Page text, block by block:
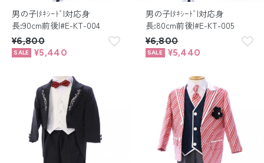
男の子|ﾀｷｼｰﾄﾞ|対応身
長:90cm前後|#E-KT-004
¥6,800
¥5,440
男の子|ﾀｷｼｰﾄﾞ|対応身
長:80cm前後|#E-KT-005
¥6,800
¥5,440